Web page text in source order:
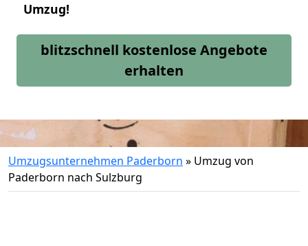
Umzug!
blitzschnell kostenlose Angebote
erhalten
Umzugsunternehmen Paderborn » Umzug von
Paderborn nach Sulzburg